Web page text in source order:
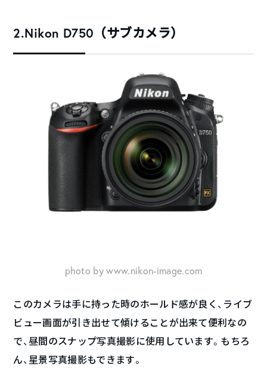
2.Nikon D750（サブカメラ）
photo by www.nikon-image.com
このカメラは手に持った時のホールド感が良く、ライブ
ビュー画面が引き出せて傾けることが出来て便利なの
で、昼間のスナップ写真撮影に使用しています。もちろ
ん、星景写真撮影もできます。